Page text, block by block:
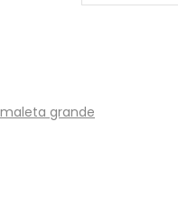
grande